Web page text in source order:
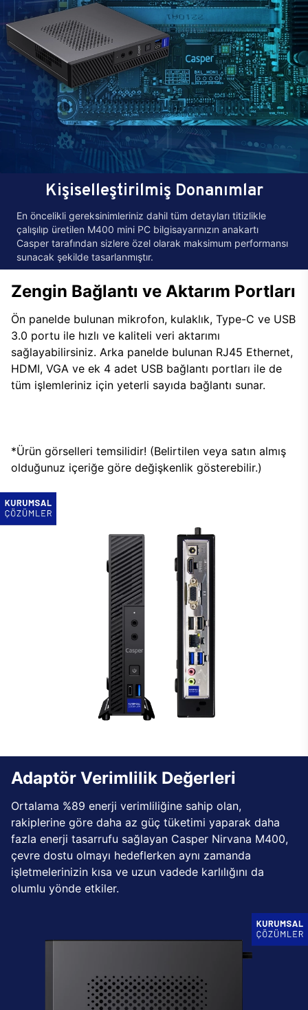
Kişiselleştirilmiş Donanımlar
En öncelikli gereksinimleriniz dahil tüm detayları titizlikle
çalışılıp üretilen M400 mini PC bilgisayarınızın anakartı
Casper tarafından sizlere özel olarak maksimum performansı
sunacak şekilde tasarlanmıştır.
Zengin Bağlantı ve Aktarım Portları
Ön panelde bulunan mikrofon, kulaklık, Type-C ve USB
3.0 portu ile hızlı ve kaliteli veri aktarımı
sağlayabilirsiniz. Arka panelde bulunan RJ45 Ethernet,
HDMI, VGA ve ek 4 adet USB bağlantı portları ile de
tüm işlemleriniz için yeterli sayıda bağlantı sunar.
*Ürün görselleri temsilidir! (Belirtilen veya satın almış
olduğunuz içeriğe göre değişkenlik gösterebilir.)
Adaptör Verimlilik Değerleri
Ortalama %89 enerji verimliliğine sahip olan,
rakiplerine göre daha az güç tüketimi yaparak daha
fazla enerji tasarrufu sağlayan Casper Nirvana M400,
çevre dostu olmayı hedeflerken aynı zamanda
işletmelerinizin kısa ve uzun vadede karlılığını da
olumlu yönde etkiler.